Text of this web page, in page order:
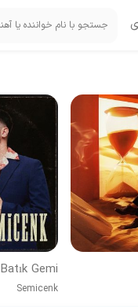
Batık Gemi
Semicenk